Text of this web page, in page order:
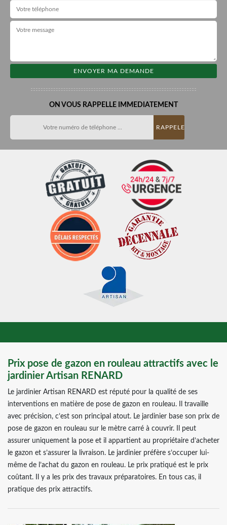
ON VOUS RAPPELLE IMMEDIATEMENT
Prix pose de gazon en rouleau attractifs avec le
jardinier Artisan RENARD
Le jardinier Artisan RENARD est réputé pour la qualité de ses
interventions en matière de pose de gazon en rouleau. Il travaille
avec précision, c’est son principal atout. Le jardinier base son prix de
pose de gazon en rouleau sur le mètre carré à couvrir. Il peut
assurer uniquement la pose et il appartient au propriétaire d’acheter
le gazon et s’assurer la livraison. Le jardinier préfère s’occuper lui-
même de l’achat du gazon en rouleau. Le prix pratiqué est le prix
coûtant. Il y a les prix des travaux préparatoires. En tous cas, il
pratique des prix attractifs.